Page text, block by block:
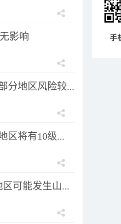
影响
分地区风险较...
区将有10级...
可能发生山...